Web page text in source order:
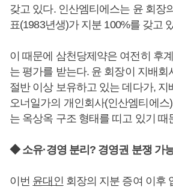
갖고 있다. 인산엠티에스는 윤 회장
표(1983년생)가 지분 100%를 갖고
이 때문에 삼천당제약은 여전히 후
는 평가를 받는다. 윤 회장이 지배회
절반 이상 보유하고 있는 데다가, 지
오너일가의 개인회사(인산엠티에스
는 옥상옥 구조 형태를 띠고 있기 때
◆ 소유·경영 분리? 경영권 분쟁 가
이번 윤대인 회장의 지분 증여 이후